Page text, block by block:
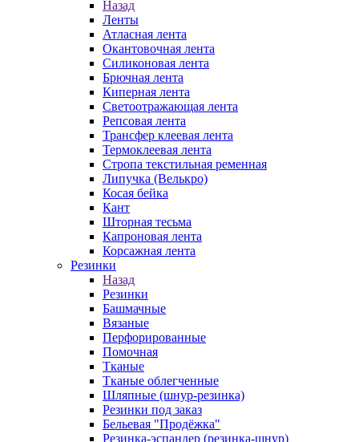
Назад
Ленты
Атласная лента
Окантовочная лента
Силиконовая лента
Брючная лента
Киперная лента
Светоотражающая лента
Репсовая лента
Трансфер клеевая лента
Термоклеевая лента
Стропа текстильная ременная
Липучка (Велькро)
Косая бейка
Кант
Шторная тесьма
Капроновая лента
Корсажная лента
Резинки
Назад
Резинки
Башмачные
Вязаные
Перфорированные
Помочная
Тканые
Тканые облегченные
Шляпные (шнур-резинка)
Резинки под заказ
Бельевая "Продёжка"
Резинка-эспандер (резинка-шнур)